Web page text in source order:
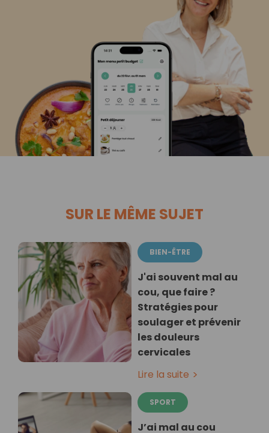
SUR LE MÊME SUJET
BIEN-ÊTRE
J'ai souvent mal au
cou, que faire ?
Stratégies pour
soulager et prévenir
les douleurs
cervicales
Lire la suite
SPORT
J’ai mal au cou